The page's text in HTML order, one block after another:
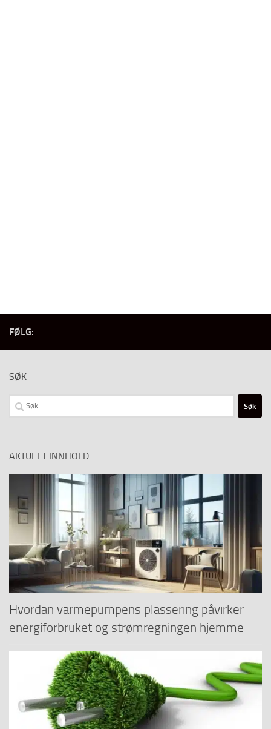
FØLG:
SØK
Søk
etter:
AKTUELT INNHOLD
Hvordan varmepumpens plassering påvirker
energiforbruket og strømregningen hjemme